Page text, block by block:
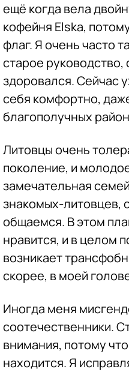
ещё когда вела
кофейня Elska,
флаг. Я очень часто
старое
здоровался. Сейчас
себя комфортно,
благополучных
Литовцы очень
поколение, и
замечательная
знакомых-литовцев,
общаемся. В этом
нравится, и в целом
возникает
скорее, в моей
Иногда меня
соотечественники.
внимания, потому
находится. Я